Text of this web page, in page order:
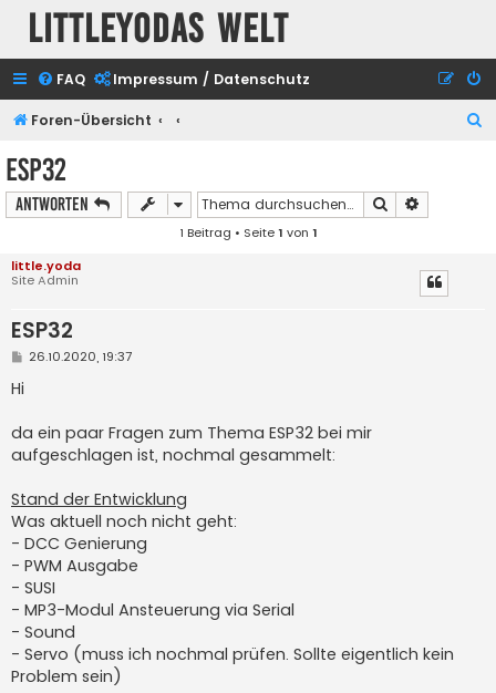
Littleyodas Welt
FAQ Impressum / Datenschutz
Foren-Übersicht
ESP32
Antworten Suche
1 Beitrag • Seite1 von 1
little.yoda
Site Admin
ESP32
B
a
g
26.10.2020, 19:37
Hi
da ein paar Fragen zum Thema ESP32 bei mir
aufgeschlagen ist, nochmal gesammelt:
Stand der Entwicklung
Was aktuell noch nicht geht:
- DCC Genierung
- PWM Ausgabe
- SUSI
- MP3-Modul Ansteuerung via Serial
- Sound
- Servo (muss ich nochmal prüfen. Sollte eigentlich kein
Problem sein)